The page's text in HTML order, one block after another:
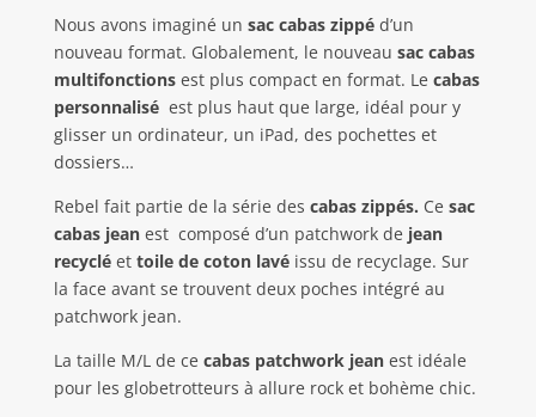
Nous avons imaginé un sac cabas zippéd’un
nouveau format. Globalement, le nouveau sac cabas
multifonctionsest plus compact en format. Le cabas
personnalisé est plus haut que large, idéal pour y
glisser un ordinateur, un iPad, des pochettes et
dossiers…
Rebel fait partie de la série des cabas zippés. Ce sac
cabas jean est composé d’un patchwork de jean
recyclé et toile de coton lavé issu de recyclage. Sur
la face avant se trouvent deux poches intégré au
patchwork jean.
La taille M/L de ce cabas patchwork jeanest idéale
pour les globetrotteurs à allure rock et bohème chic.